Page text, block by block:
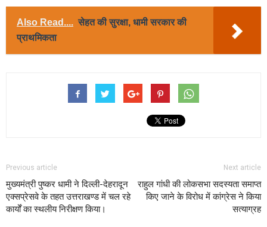
Also Read.... सेहत की सुरक्षा, धामी सरकार की
प्राथमिकता
Previous article
मुख्यमंत्री पुष्कर धामी ने दिल्ली-देहरादून
एक्सप्रेसवे के तहत उत्तराखण्ड में चल रहे
कार्यों का स्थलीय निरीक्षण किया।
Next article
राहुल गांधी की लोकसभा सदस्यता समाप्त
किए जाने के विरोध में कांग्रेस ने किया
सत्याग्रह